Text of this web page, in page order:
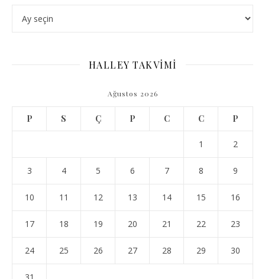
HALLEY TAKVİMİ
Ağustos 2026
P S Ç P C C P
1 2
3 4 5 6 7 8 9
10 11 12 13 14 15 16
17 18 19 20 21 22 23
24 25 26 27 28 29 30
31